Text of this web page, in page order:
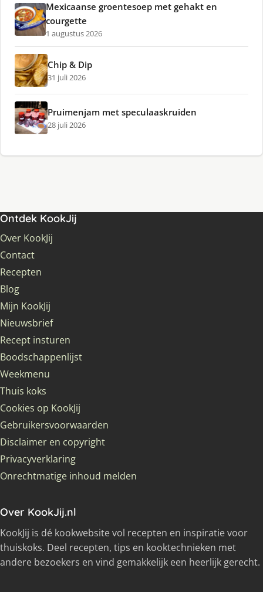
Mexicaanse groentesoep met gehakt en
courgette
1 augustus 2026
Chip & Dip
31 juli 2026
Pruimenjam met speculaaskruiden
28 juli 2026
Ontdek KookJij
Over KookJij
Contact
Recepten
Blog
Mijn KookJij
Nieuwsbrief
Recept insturen
Boodschappenlijst
Weekmenu
Thuis koks
Cookies op KookJij
Gebruikersvoorwaarden
Disclaimer en copyright
Privacyverklaring
Onrechtmatige inhoud melden
Over KookJij.nl
KookJij is dé kookwebsite vol recepten en inspiratie voor
thuiskoks. Deel recepten, tips en kooktechnieken met
andere bezoekers en vind gemakkelijk een heerlijk gerecht.